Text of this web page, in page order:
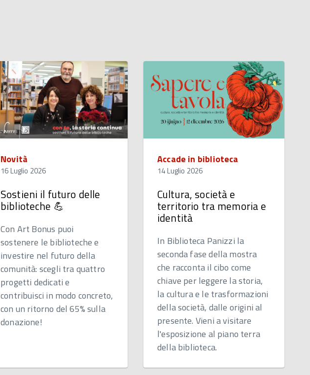
Novità
16 Luglio 2026
Sostieni il futuro delle
biblioteche 💪​
Con Art Bonus puoi
sostenere le biblioteche e
investire nel futuro della
comunità: scegli tra quattro
progetti dedicati e
contribuisci in modo concreto,
con un ritorno del 65% sulla
donazione!
Accade in biblioteca
14 Luglio 2026
Cultura, società e
territorio tra memoria e
identità
In Biblioteca Panizzi la
seconda fase della mostra
che racconta il cibo come
chiave per leggere la storia,
la cultura e le trasformazioni
della società, dalle origini al
presente. Vieni a visitare
l'esposizione al piano terra
della biblioteca.